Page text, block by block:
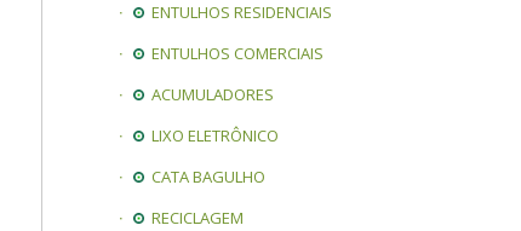
ENTULHOS RESIDENCIAIS
ENTULHOS COMERCIAIS
ACUMULADORES
LIXO ELETRÔNICO
CATA BAGULHO
RECICLAGEM